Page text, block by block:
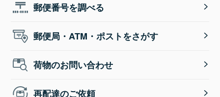
郵便番号を調べる
郵便局・ATM・ポストをさがす
荷物のお問い合わせ
再配達のご依頼